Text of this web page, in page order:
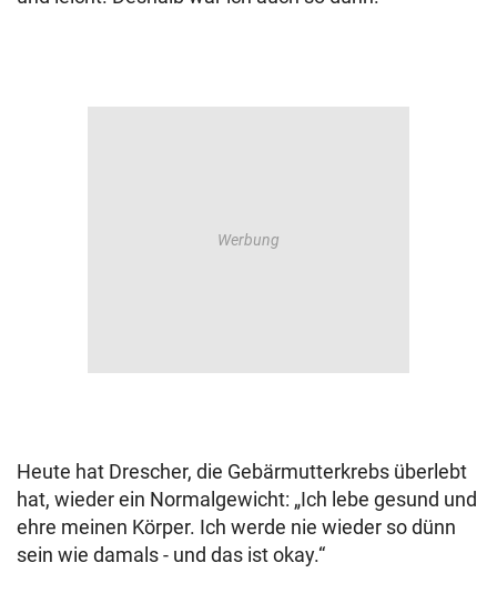
Heute hat Drescher, die Gebärmutterkrebs überlebt
hat, wieder ein Normalgewicht: „Ich lebe gesund und
ehre meinen Körper. Ich werde nie wieder so dünn
sein wie damals - und das ist okay.“